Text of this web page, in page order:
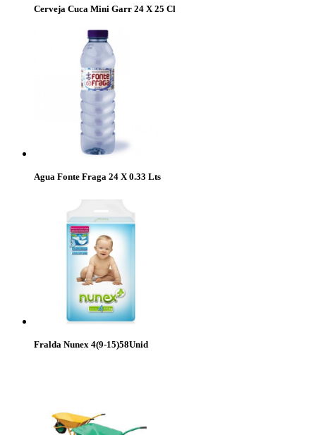
Cerveja Cuca Mini Garr 24 X 25 Cl
Agua Fonte Fraga 24 X 0.33 Lts
Fralda Nunex 4(9-15)58Unid